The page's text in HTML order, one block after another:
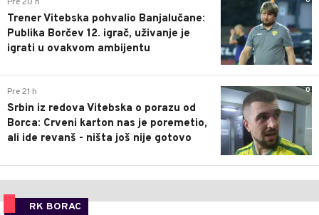
Pre 20 h
Trener Vitebska pohvalio Banjalučane:
Publika Borčev 12. igrač, uživanje je
igrati u ovakvom ambijentu
0
Pre 21 h
Srbin iz redova Vitebska o porazu od
Borca: Crveni karton nas je poremetio,
ali ide revanš - ništa još nije gotovo
RK BORAC